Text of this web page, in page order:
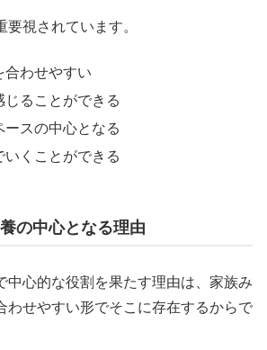
視されています。
合わせやすい
ることができる
スの中心となる
くことができる
の中心となる理由
中心的な役割を果たす理由は、家族み
わせやすい形でそこに存在するからで